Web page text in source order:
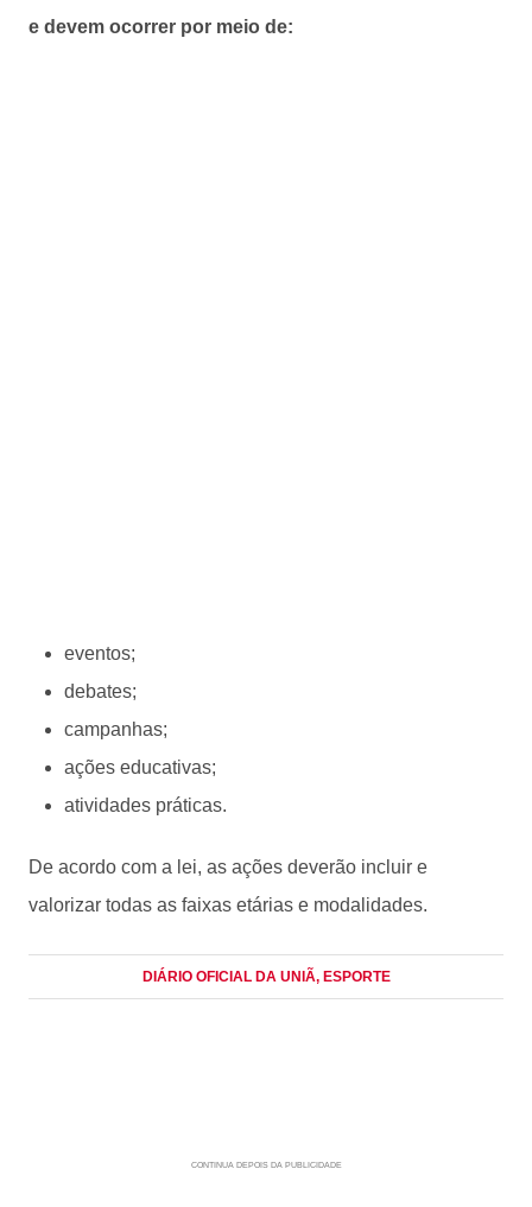
e devem ocorrer por meio de:
eventos;
debates;
campanhas;
ações educativas;
atividades práticas.
De acordo com a lei, as ações deverão incluir e
valorizar todas as faixas etárias e modalidades.
DIÁRIO OFICIAL DA UNIÃ, ESPORTE